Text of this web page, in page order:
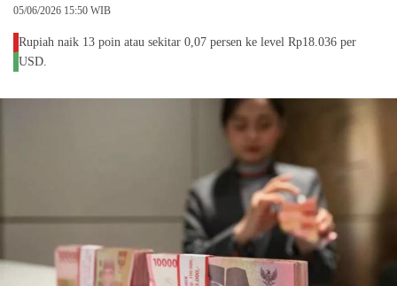
05/06/2026 15:50 WIB
Rupiah naik 13 poin atau sekitar 0,07 persen ke level Rp18.036 per
USD.